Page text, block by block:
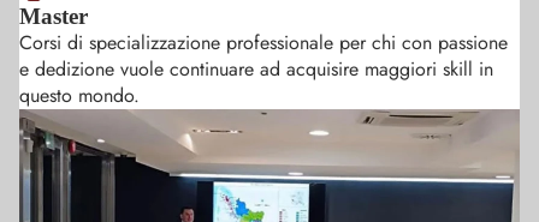
Master
Corsi di specializzazione professionale per chi con passione
e dedizione vuole continuare ad acquisire maggiori skill in
questo mondo.